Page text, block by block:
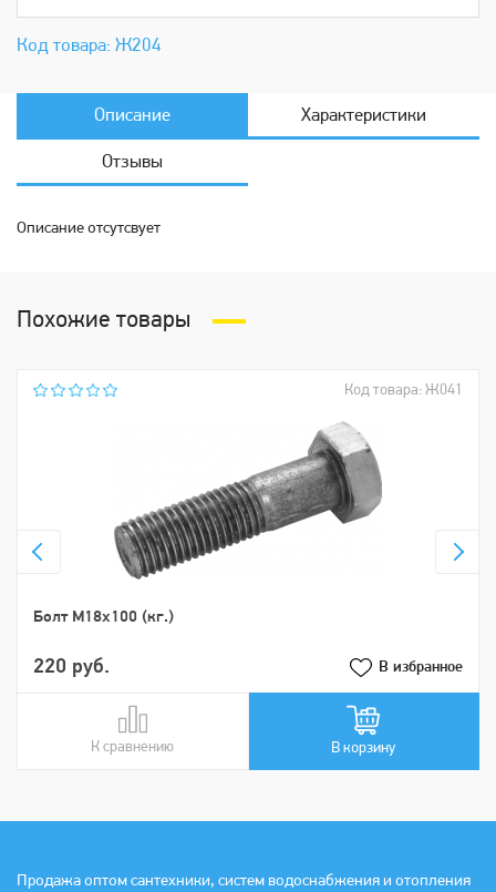
Код товара: Ж204
Описание Характеристики
Отзывы
Описание отсутсвует
Похожие товары
Код товара: Ж041
Болт М18х100 (кг.)
220 руб. В избранное
К сравнению
В сравнении В корзину
Продажа оптом сантехники, систем водоснабжения и отопления